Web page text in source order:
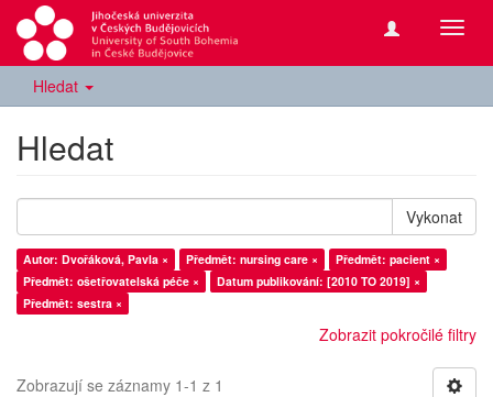
Hledat
Hledat
Vykonat
Autor: Dvořáková, Pavla × Předmět: nursing care ×
Předmět: pacient ×
Předmět: ošetřovatelská péče ×
Datum publikování: [2010 TO 2019] ×
Předmět: sestra ×
Zobrazit pokročilé filtry
Zobrazují se záznamy 1-1 z 1